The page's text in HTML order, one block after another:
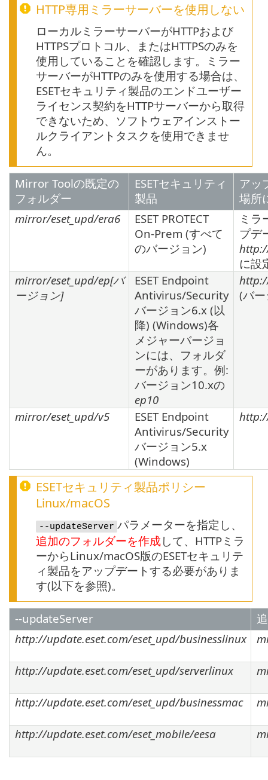
HTTP専用ミラーサーバーを使用しない
ローカルミラーサーバーがHTTPおよび
HTTPSプロトコル、またはHTTPSのみを
使用していることを確認します。ミラー
サーバーがHTTPのみを使用する場合は、
ESETセキュリティ製品のエンドユーザー
ライセンス契約をHTTPサーバーから取得
できないため、ソフトウェアインストー
ルクライアントタスクを使用できませ
ん。
Mirror Toolの既定の
フォルダー
ESETセキュリティ
製品
アッ
場所
mirror/eset_upd/era6
ESET PROTECT
On-Prem (すべて
のバージョン)
ミラ
プデ
に設
mirror/eset_upd/ep[バ
ージョン]
ESET Endpoint
Antivirus/Security
バージョン6.x (以
降) (Windows)各
メジャーバージョ
ンには、フォルダ
ーがあります。例:
バージョン10.xの
ep10
(バ
mirror/eset_upd/v5
ESET Endpoint
Antivirus/Security
バージョン5.x
(Windows)
ESETセキュリティ製品ポリシー
Linux/macOS
--updateServer パラメーターを指定し、
追加のフォルダーを作成して、HTTPミラ
ーからLinux/macOS版のESETセキュリテ
ィ製品をアップデートする必要がありま
す(以下を参照)。
--updateServer
http://update.eset.com/eset_upd/businesslinux
http://update.eset.com/eset_upd/serverlinux
http://update.eset.com/eset_upd/businessmac
http://update.eset.com/eset_mobile/eesa